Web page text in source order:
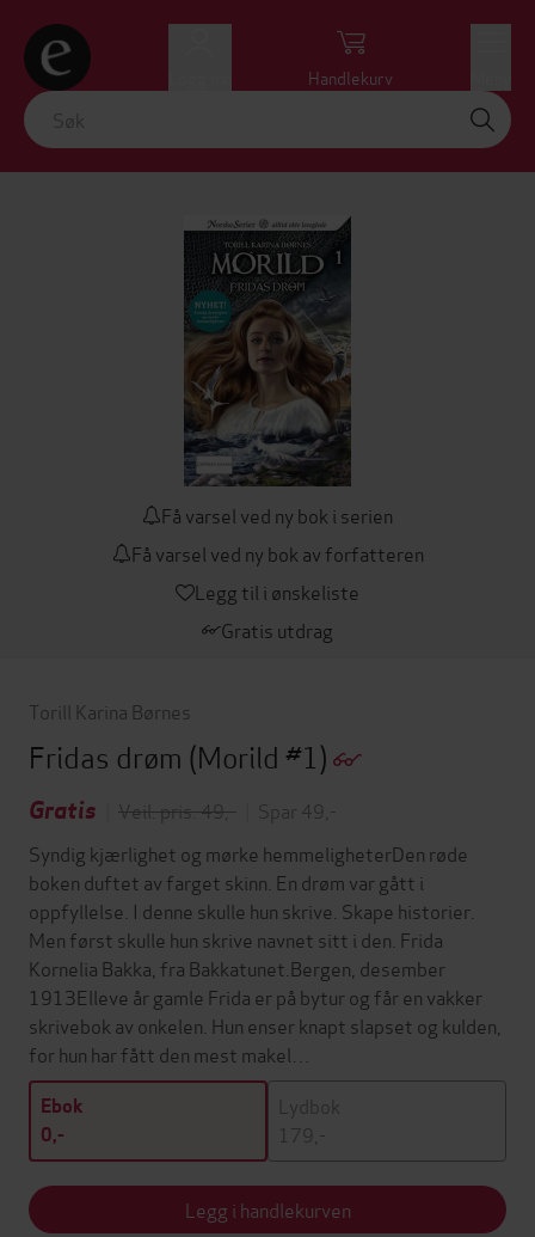
Handlekurv
Få varsel ved ny bok i serien
Få varsel ved ny bok av forfatteren
Legg til i ønskeliste
Gratis utdrag
Torill Karina Børnes
Fridas drøm (Morild #1)
Gratis Veil. pris: 49,-
Spar 49,-
Syndig kjærlighet og mørke hemmeligheterDen røde
boken duftet av farget skinn. En drøm var gått i
oppfyllelse. I denne skulle hun skrive. Skape historier.
Men først skulle hun skrive navnet sitt i den. Frida
Kornelia Bakka, fra Bakkatunet.Bergen, desember
1913Elleve år gamle Frida er på bytur og får en vakker
skrivebok av onkelen. Hun enser knapt slapset og kulden,
for hun har fått den mest makel…
Ebok
0,-
Lydbok
179,-
Legg i handlekurven